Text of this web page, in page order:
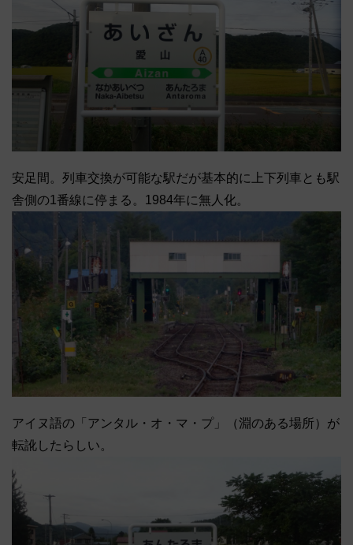
安足間。列車交換が可能な駅だが基本的に上下列車とも駅
舎側の1番線に停まる。1984年に無人化。
アイヌ語の「アンタル・オ・マ・プ」（淵のある場所）が
転訛したらしい。